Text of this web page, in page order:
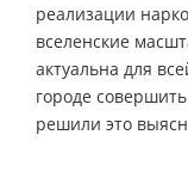
реализации
вселенские
актуальна для
городе
решили это